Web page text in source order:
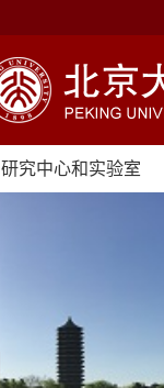
研究中心和实验室